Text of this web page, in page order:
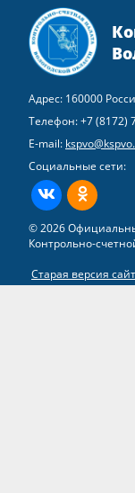
Адрес: 160000
Телефон:+7 (8172)
E-mail:
Социальные сети:
ВКонтакте
© 2026
Контрольно-
Старая версия